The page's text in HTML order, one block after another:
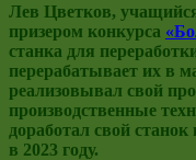
Лев Цветков,
призером конкурса
станка для
перерабатывает их в
реализовывал свой
производственные
доработал свой станок
в 2023 году.